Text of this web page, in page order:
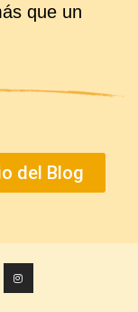
que un
del Blog